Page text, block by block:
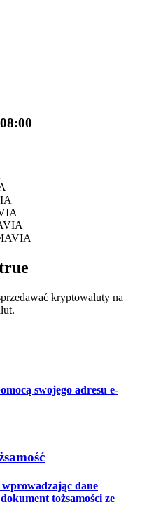
z kopiowania
handlowe itp.
kryptowaluty na
swojego adresu e-
dane
tożsamości ze